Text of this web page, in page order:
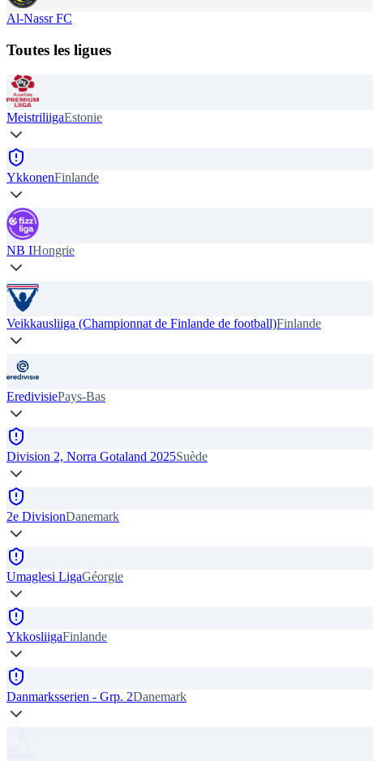
Al-Nassr FC
Toutes les ligues
MeistriliigaEstonie
YkkonenFinlande
NB IHongrie
Veikkausliiga (Championnat de Finlande de football)Finlande
EredivisiePays-Bas
Division 2, Norra Gotaland 2025Suède
2e DivisionDanemark
Umaglesi LigaGéorgie
YkkosliigaFinlande
Danmarksserien - Grp. 2Danemark